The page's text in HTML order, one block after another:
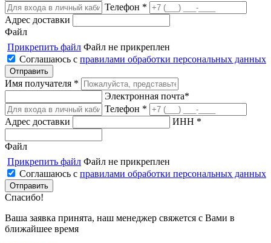
Телефон *
Адрес доставки
Файл
Прикрепить файл Файл не прикреплен
Соглашаюсь с правилами обработки персональных данных
Имя получателя *
Электронная почта*
Телефон *
Адрес доставки
ИНН *
Файл
Прикрепить файл Файл не прикреплен
Соглашаюсь с правилами обработки персональных данных
Спасибо!
Ваша заявка принята, наш менеджер свяжется с Вами в
ближайшее время